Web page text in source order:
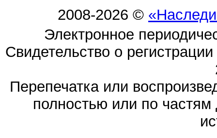
2008-2026 ©
Электронное
Свидетельство о
Перепечатка или
полностью или по частям